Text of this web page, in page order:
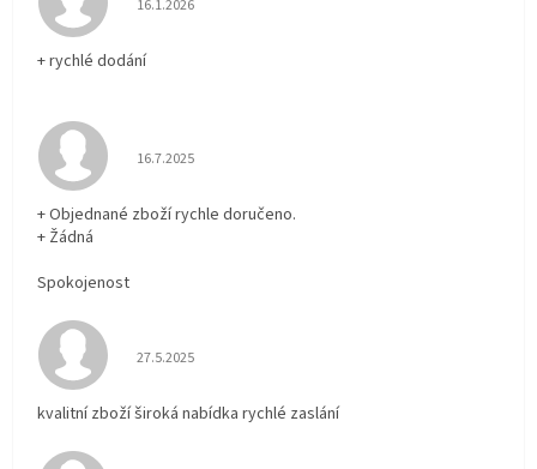
16.1.2026
+ rychlé dodání
Hodnocení obchodu je 5 z 5 hvězdiček.
16.7.2025
+ Objednané zboží rychle doručeno.
+ Žádná
Spokojenost
Hodnocení obchodu je 5 z 5 hvězdiček.
27.5.2025
kvalitní zboží široká nabídka rychlé zaslání